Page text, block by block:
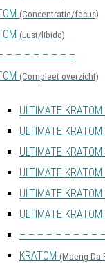
(Concentratie/focus)
(Lust/libido)
– – – – – – – –
(Compleet overzicht)
ULTIMATE KRATOM
ULTIMATE KRATOM
ULTIMATE KRATOM
ULTIMATE KRATOM
ULTIMATE KRATOM
ULTIMATE KRATOM
– – – – – – – – –
KRATOM (Maeng Da